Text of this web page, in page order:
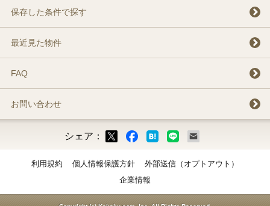
保存した条件で探す
最近見た物件
FAQ
お問い合わせ
シェア：
利用規約 個人情報保護方針
外部送信（オプトアウト）
企業情報